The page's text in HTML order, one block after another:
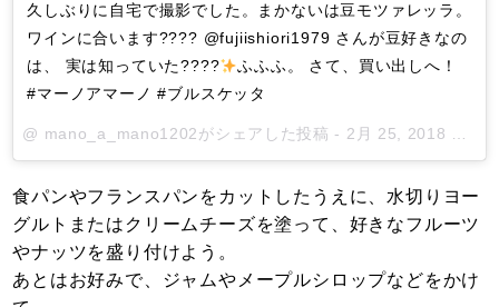
久しぶりに自宅で撮影でした。まかないは豆モツァレッラ。
ワインに合います???? @fujiishiori1979 さんが豆好きなの
は、 実は知っていた????
ふふふ。 さて、買い出しへ！
#マーノアマーノ #ブルスケッタ
@ mano_a_mano1202がシェアした投稿 - 2月 25, 2018 at 8:42午後 PST
食パンやフランスパンをカットしたうえに、水切りヨー
グルトまたはクリームチーズを塗って、好きなフルーツ
やナッツを盛り付けよう。
あとはお好みで、ジャムやメープルシロップなどをかけ